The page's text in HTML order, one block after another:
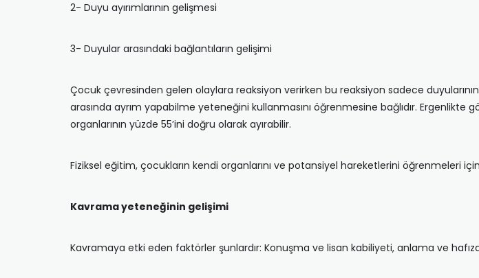
2- Duyu ayırımlarının gelişmesi
3- Duyular arasındaki bağlantıların gelişimi
Çocuk çevresinden gelen olaylara reaksiyon verirken bu reaksiyon sadece
arasında ayrım yapabilme yeteneğini kullanmasını öğrenmesine bağlıdır.
organlarının yüzde 55’ini doğru olarak ayırabilir.
Fiziksel eğitim, çocukların kendi organlarını ve potansiyel hareketlerini öğrenmeleri
Kavrama yeteneğinin gelişimi
Kavramaya etki eden faktörler şunlardır: Konuşma ve lisan kabiliyeti, anlama ve